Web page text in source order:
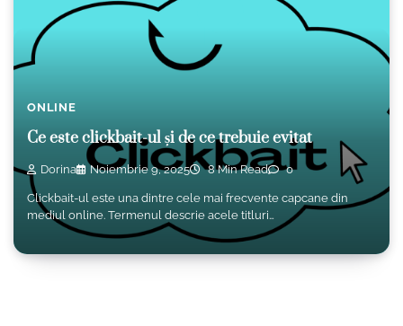
ONLINE
Ce este clickbait-ul și de ce trebuie evitat
Dorina Noiembrie 9, 2025 8 Min Read 0
Clickbait-ul este una dintre cele mai frecvente capcane din
mediul online. Termenul descrie acele titluri…